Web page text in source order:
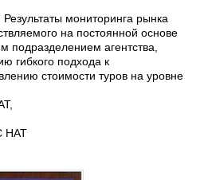
мониторинга рынка
на постоянной основе
подразделением агентства,
гибкого подхода к
стоимости туров на уровне
НАТ